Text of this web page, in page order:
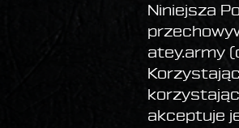
Niniejsza
atey.army
akceptuje